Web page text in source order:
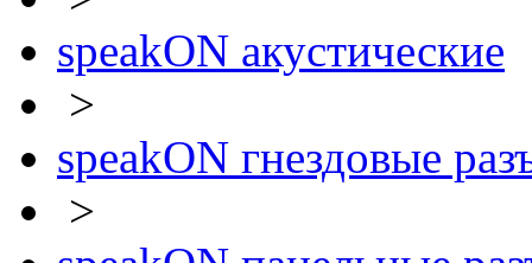
speakON акустические
>
speakON гнездовые
>